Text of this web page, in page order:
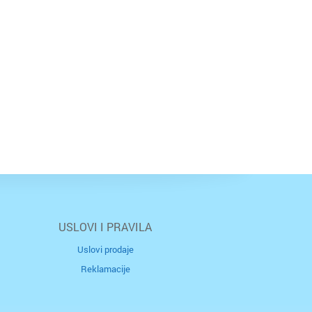
USLOVI I PRAVILA
Uslovi prodaje
Reklamacije